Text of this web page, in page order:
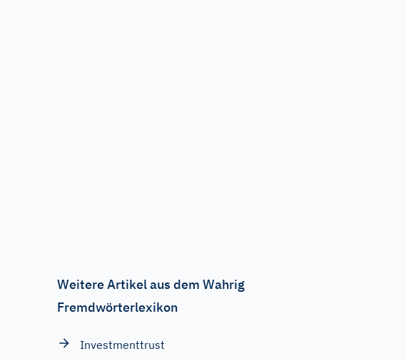
Weitere Artikel aus dem Wahrig
Fremdwörterlexikon
Investmenttrust